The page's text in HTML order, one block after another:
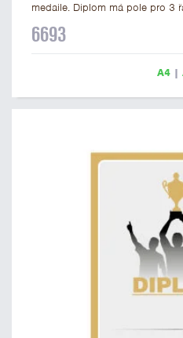
medaile. Diplom má pole pro 3
Tento univerzální diplom je
6693
A4|